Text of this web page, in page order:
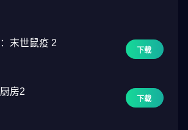
末世鼠疫 2
下载
房2
下载